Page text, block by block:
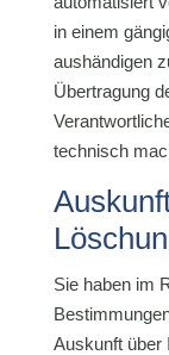
in einem
aushändigen
Übertragung
technisch
Sie haben im
Auskunft über